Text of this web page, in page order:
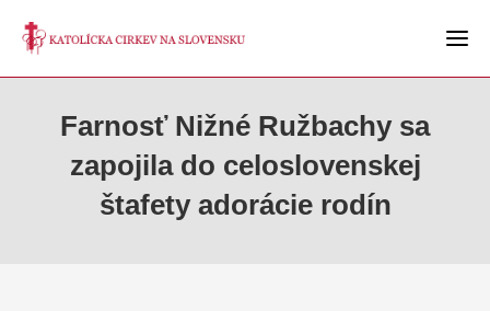
Farnosť Nižné Ružbachy sa
zapojila do celoslovenskej
štafety adorácie rodín